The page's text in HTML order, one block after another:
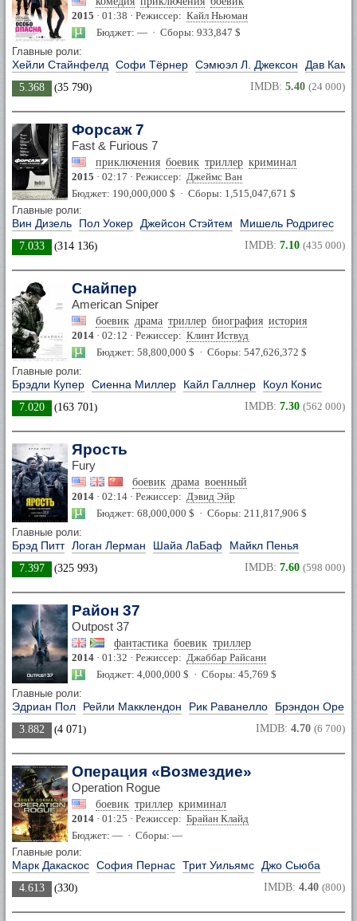
2015 · 01:38 · Режиссер: Кайл Ньюман
Бюджет: — · Сборы: 933,847 $
Главные роли:
Хейли Стайнфелд Софи Тёрнер Сэмюэл Л. Джексон Дав
5.368 (35 790) IMDB: 5.40 (24 000)
Форсаж 7
Fast & Furious 7
приключения боевик триллер криминал
2015 · 02:17 · Режиссер: Джеймс Ван
Бюджет: 190,000,000 $ · Сборы: 1,515,047,671 $
Главные роли:
Вин Дизель Пол Уокер Джейсон Стэйтем Мишель Родригес
7.033 (314 136) IMDB: 7.10 (435 000)
Снайпер
American Sniper
боевик драма триллер биография история
2014 · 02:12 · Режиссер: Клинт Иствуд
Бюджет: 58,800,000 $ · Сборы: 547,626,372 $
Главные роли:
Брэдли Купер Сиенна Миллер Кайл Галлнер Коул Конис
7.020 (163 701) IMDB: 7.30 (562 000)
Ярость
Fury
боевик драма военный
2014 · 02:14 · Режиссер: Дэвид Эйр
Бюджет: 68,000,000 $ · Сборы: 211,817,906 $
Главные роли:
Брэд Питт Логан Лерман Шайа ЛаБаф Майкл Пенья
7.397 (325 993) IMDB: 7.60 (598 000)
Район 37
Outpost 37
фантастика боевик триллер
2014 · 01:32 · Режиссер: Джаббар Райсани
Бюджет: 4,000,000 $ · Сборы: 45,769 $
Главные роли:
Эдриан Пол Рейли Макклендон Рик Раванелло Брэндон Оре
3.882 (4 071) IMDB: 4.70 (6 700)
Операция «Возмездие»
Operation Rogue
боевик триллер криминал
2014 · 01:25 · Режиссер: Брайан Клайд
Бюджет: — · Сборы: —
Главные роли:
Марк Дакаскос София Пернас Трит Уильямс Джо Сьюба
4.613 (330) IMDB: 4.40 (800)